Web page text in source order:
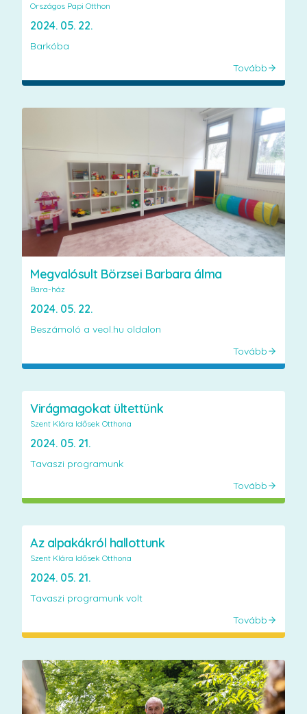
Országos Papi Otthon
2024. 05. 22.
Barkóba
Tovább
Megvalósult Börzsei Barbara álma
Bara-ház
2024. 05. 22.
Beszámoló a veol.hu oldalon
Tovább
Virágmagokat ültettünk
Szent Klára Idősek Otthona
2024. 05. 21.
Tavaszi programunk
Tovább
Az alpakákról hallottunk
Szent Klára Idősek Otthona
2024. 05. 21.
Tavaszi programunk volt
Tovább